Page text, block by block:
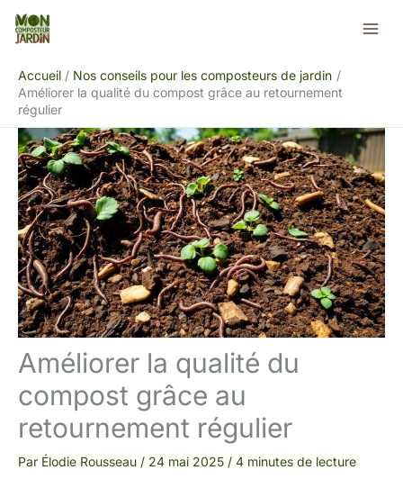
Aller
Accueil
Nos conseils pour les composteurs de jardin
Améliorer la qualité du compost grâce au retournement
régulier
Améliorer la qualité du
compost grâce au
retournement régulier
Par Élodie Rousseau / 24 mai 2025 / 4 minutes de lecture
Rechercher